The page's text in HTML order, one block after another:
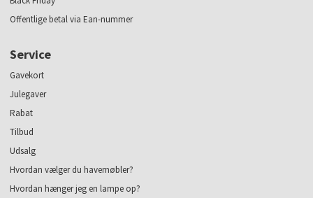
Offentlige betal via Ean-nummer
Service
Gavekort
Julegaver
Rabat
Tilbud
Udsalg
Hvordan vælger du havemøbler?
Hvordan hænger jeg en lampe op?